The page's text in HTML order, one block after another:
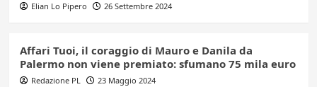
Elian Lo Pipero 26 Settembre 2024
Affari Tuoi, il coraggio di Mauro e Danila da
Palermo non viene premiato: sfumano 75 mila euro
Redazione PL 23 Maggio 2024